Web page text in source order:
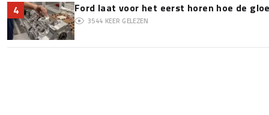
4 Ford laat voor het eerst horen hoe de
3544 KEER GELEZEN